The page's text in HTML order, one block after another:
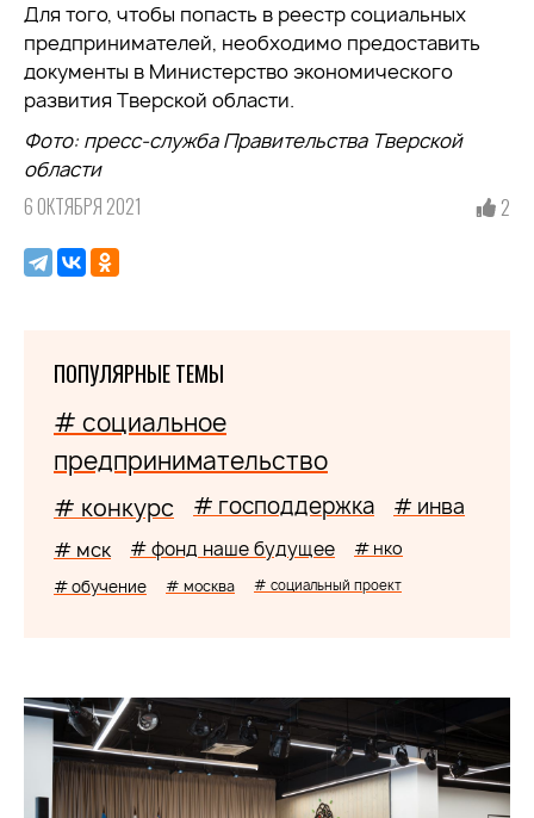
Для того, чтобы попасть в реестр социальных
предпринимателей, необходимо предоставить
документы в Министерство экономического
развития Тверской области.
Фото: пресс-служба Правительства Тверской
области
6 ОКТЯБРЯ 2021 2
ПОПУЛЯРНЫЕ ТЕМЫ
# социальное
предпринимательство
# конкурс # господдержка # инва
# мск # фонд наше будущее # нко
# обучение # москва # социальный проект